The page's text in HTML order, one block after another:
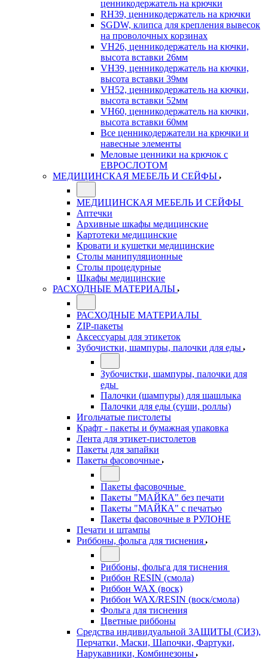
ценникодержатель на крючки
RH39, ценникодержатель на крючки
SGDW, клипса для крепления вывесок
на проволочных корзинах
VH26, ценникодержатель на кючки,
высота вставки 26мм
VH39, ценникодержатель на кючки,
высота вставки 39мм
VH52, ценникодержатель на кючки,
высота вставки 52мм
VH60, ценникодержатель на кючки,
высота вставки 60мм
Все ценникодержатели на крючки и
навесные элементы
Меловые ценники на крючок с
ЕВРОСЛОТОМ
МЕДИЦИНСКАЯ МЕБЕЛЬ И СЕЙФЫ
МЕДИЦИНСКАЯ МЕБЕЛЬ И СЕЙФЫ
Аптечки
Архивные шкафы медицинские
Картотеки медицинские
Кровати и кушетки медицинские
Столы манипуляционные
Столы процедурные
Шкафы медицинские
РАСХОДНЫЕ МАТЕРИАЛЫ
РАСХОДНЫЕ МАТЕРИАЛЫ
ZIP-пакеты
Аксессуары для этикеток
Зубочистки, шампуры, палочки для еды
Зубочистки, шампуры, палочки для
еды
Палочки (шампуры) для шашлыка
Палочки для еды (суши, роллы)
Игольчатые пистолеты
Крафт - пакеты и бумажная упаковка
Лента для этикет-пистолетов
Пакеты для запайки
Пакеты фасовочные
Пакеты фасовочные
Пакеты "МАЙКА" без печати
Пакеты "МАЙКА" с печатью
Пакеты фасовочные в РУЛОНЕ
Печати и штампы
Риббоны, фольга для тиснения
Риббоны, фольга для тиснения
Риббон RESIN (смола)
Риббон WAX (воск)
Риббон WAX/RESIN (воск/смола)
Фольга для тиснения
Цветные риббоны
Средства индивидуальной ЗАЩИТЫ (СИЗ),
Перчатки, Маски, Шапочки, Фартуки,
Нарукавники, Комбинезоны